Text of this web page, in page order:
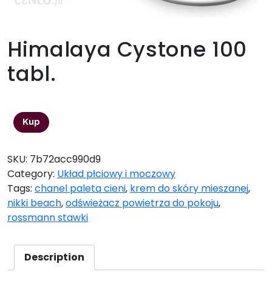
Himalaya Cystone 100
tabl.
Kup
SKU: 7b72acc990d9
Category: Układ płciowy i moczowy
Tags: chanel paleta cieni, krem do skóry mieszanej,
nikki beach,odświeżacz powietrza do pokoju,
rossmann stawki
Description